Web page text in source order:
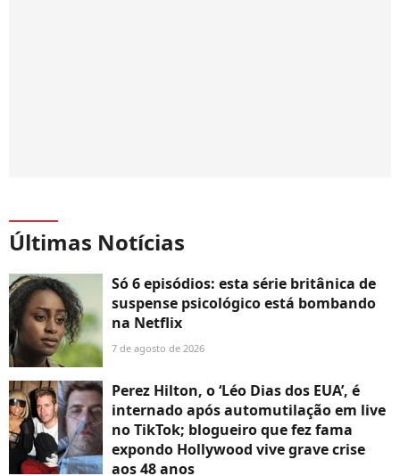
Últimas Notícias
Só 6 episódios: esta série britânica de
suspense psicológico está bombando
na Netflix
7 de agosto de 2026
Perez Hilton, o ‘Léo Dias dos EUA’, é
internado após automutilação em live
no TikTok; blogueiro que fez fama
expondo Hollywood vive grave crise
aos 48 anos